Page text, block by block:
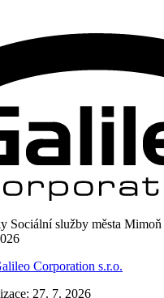
Sociální služby města Mimoň
Corporation s.r.o.
27. 7. 2026